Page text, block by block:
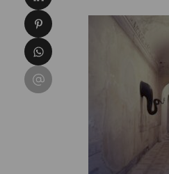
Condividi su Pinterest
Condividi su WhatsApp
Condividi su Email